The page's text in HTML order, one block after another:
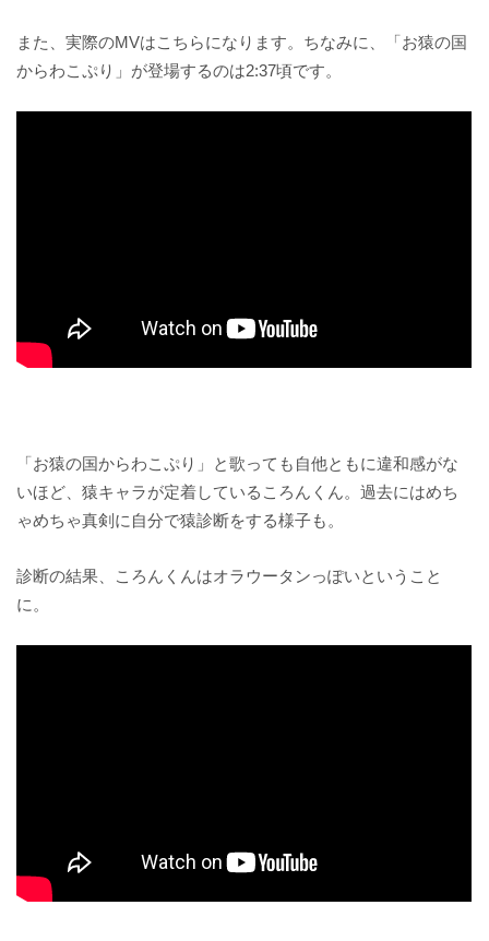
また、実際のMVはこちらになります。ちなみに、「お猿の国
からわこぷり」が登場するのは2:37頃です。
「お猿の国からわこぷり」と歌っても自他ともに違和感がな
いほど、猿キャラが定着しているころんくん。過去にはめち
ゃめちゃ真剣に自分で猿診断をする様子も。
診断の結果、ころんくんはオラウータンっぽいということ
に。